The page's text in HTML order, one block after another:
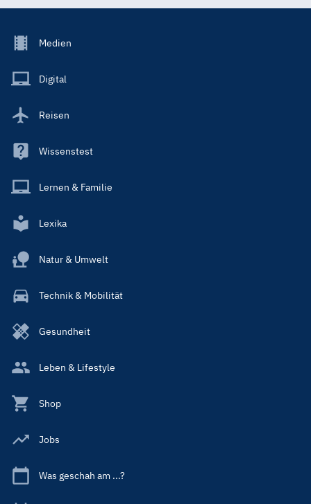
Footer
Main
Medien
Digital
Reisen
Wissenstest
Lernen & Familie
Lexika
Natur & Umwelt
Technik & Mobilität
Gesundheit
Leben & Lifestyle
Shop
Jobs
Was geschah am ...?